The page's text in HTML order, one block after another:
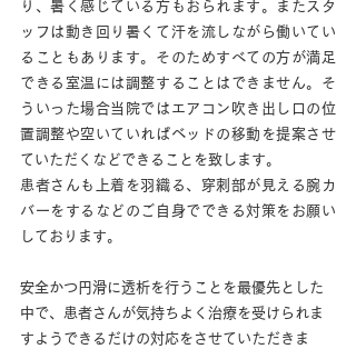
り、暑く感じている方もおられます。またスタ
ッフは動き回り暑くて汗を流しながら働いてい
ることもあります。そのためすべての方が満足
できる室温には調整することはできません。そ
ういった場合当院ではエアコン吹き出し口の位
置調整や空いていればベッドの移動を提案させ
ていただくなどできることを致します。
患者さんも上着を羽織る、穿刺部が見える腕カ
バーをするなどのご自身でできる対策をお願い
しております。
安全かつ円滑に透析を行うことを最優先とした
中で、患者さんが気持ちよく治療を受けられま
すようできるだけの対応をさせていただきま